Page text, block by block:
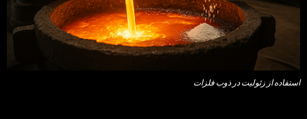
استفاده از زئولیت در ذوب فلزات